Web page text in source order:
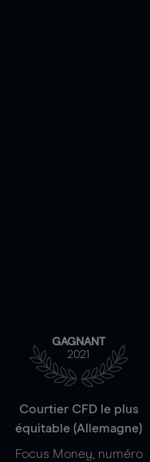
GAGNANT
2021
Courtier CFD le plus
équitable (Allemagne)
Focus Money, numéro